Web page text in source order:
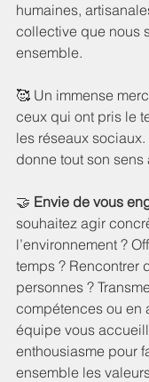
humaines,
collective que nous
ensemble.
🥰 Un immense
ceux qui ont pris le
les réseaux
donne tout son sens
🤝 Envie de vous
souhaitez agir
l’environnement ?
temps ? Rencontrer
personnes ?
compétences ou en
équipe vous
enthousiasme pour
ensemble les